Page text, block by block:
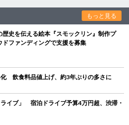
もっと見る
歴史を伝える絵本『スモックリン』制作プ
ファンディングで支援を募集
化 飲食料品値上げ、約3年ぶりの多さに
イブ」 宿泊ドライブ予算4万円超、渋滞・